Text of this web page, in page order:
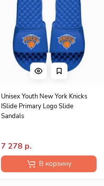
Unisex Youth New York Knicks
ISlide Primary Logo Slide
Sandals
7 278 р.
В корзину